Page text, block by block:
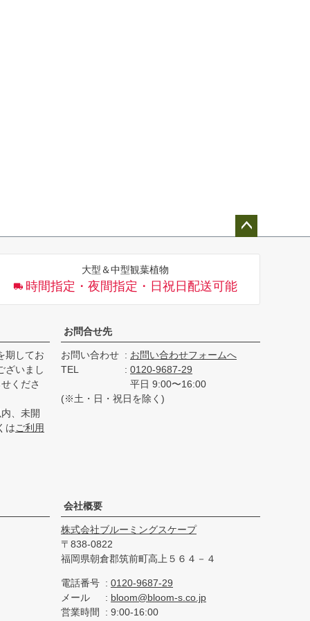
へ
大型＆中型観葉植物
時間指定・夜間指定・日祝日配送可能
期してお
ざいまし
くださ
、未開
はご利用
お問合せ先
お問い合わせ
お問い合わせフォームへ
TEL
0120-9687-29
平日 9:00〜16:00
(※土・日・祝日を除く)
会社概要
株式会社ブルーミングスケープ
838-0822
福岡県朝倉郡筑前町高上５６４－４
電話番号
0120-9687-29
メール
bloom@bloom-s.co.jp
営業時間
9:00-16:00